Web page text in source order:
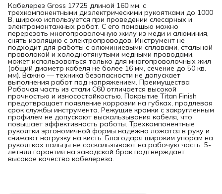
Кабелерез Gross 17725 длиной 160 мм, с
трехкомпонентными диэлектрическими рукоятками до 1000
В, широко используется при проведении слесарных и
электромонтажных работ. С его помощью можно
перерезать многопроволочную жилу из меди и алюминия,
снять изоляцию с электропроводов. Инструмент не
подходит для работы с алюминиевыми сплавами, стальной
проволокой и холоднотянутыми медными проводами,
может использоваться только для многопроволочных жил
(общий диаметр кабеля не более 16 мм, сечение до 50 кв.
мм). Важно — техника безопасности не допускает
выполнения работ под напряжением. Преимущества
Рабочая часть из стали С60 отличается высокой
прочностью и износостойкостью. Покрытие Titan Finish
предотвращает появление коррозии на губках, продлевая
срок службы инструмента. Режущие кромки с закругленным
профилем не допускают выскальзывания кабеля, что
повышает эффективность работы. Трехкомпонентные
рукоятки эргономичной формы надежно ложатся в руку и
снижают нагрузку на кисть. Благодаря широким упорам на
рукоятках пальцы не соскальзывают на рабочую часть. 5-
летняя гарантия на заводской брак подтверждает
высокое качество кабелереза.